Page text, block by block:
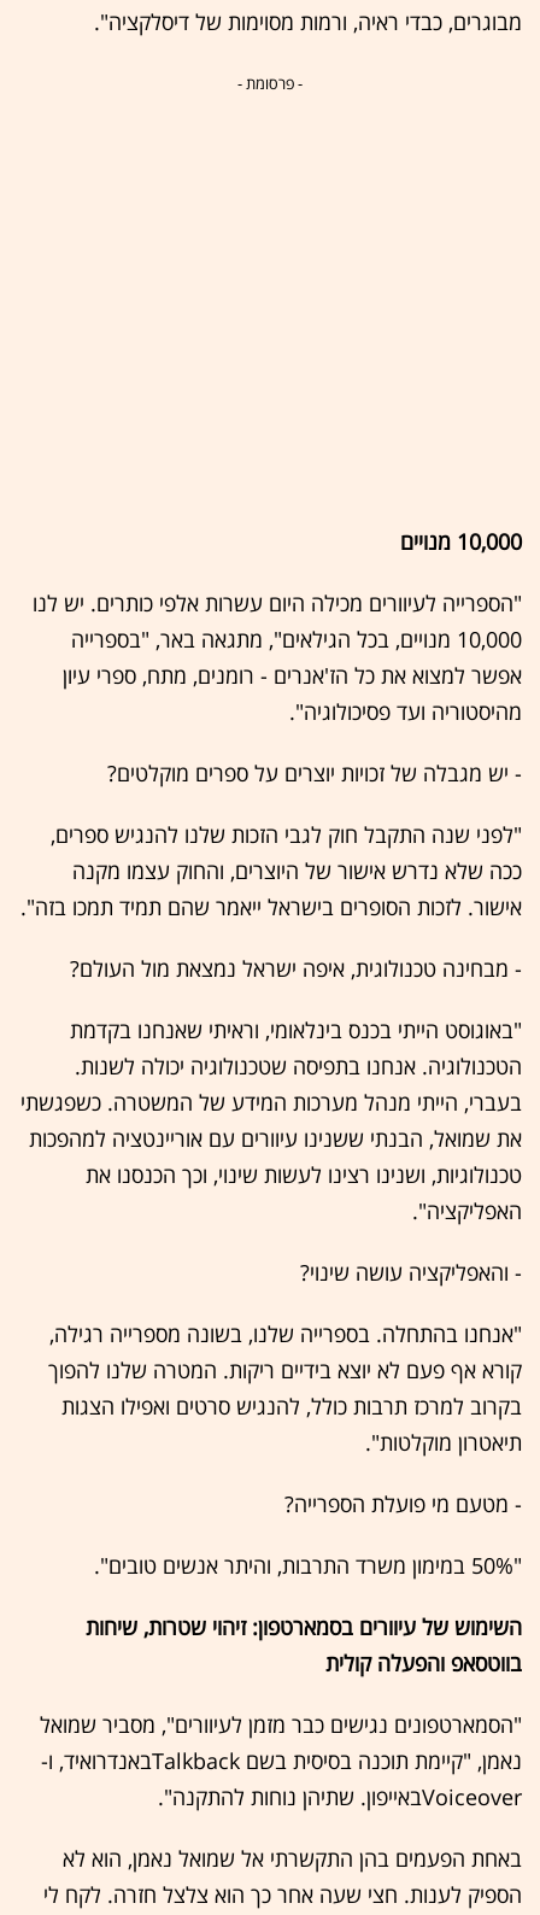
מבוגרים, כבדי ראיה, ורמות מסוימות של דיסלקציה".
- פרסומת -
10,000 מנויים
"הספרייה לעיוורים מכילה היום עשרות אלפי כותרים. יש לנו
10,000 מנויים, בכל הגילאים", מתגאה באר, "בספרייה
אפשר למצוא את כל הז'אנרים - רומנים, מתח, ספרי עיון
מהיסטוריה ועד פסיכולוגיה".
- יש מגבלה של זכויות יוצרים על ספרים מוקלטים?
"לפני שנה התקבל חוק לגבי הזכות שלנו להנגיש ספרים,
ככה שלא נדרש אישור של היוצרים, והחוק עצמו מקנה
אישור. לזכות הסופרים בישראל ייאמר שהם תמיד תמכו בזה".
- מבחינה טכנולוגית, איפה ישראל נמצאת מול העולם?
"באוגוסט הייתי בכנס בינלאומי, וראיתי שאנחנו בקדמת
הטכנולוגיה. אנחנו בתפיסה שטכנולוגיה יכולה לשנות.
בעברי, הייתי מנהל מערכות המידע של המשטרה. כשפגשתי
את שמואל, הבנתי ששנינו עיוורים עם אוריינטציה למהפכות
טכנולוגיות, ושנינו רצינו לעשות שינוי, וכך הכנסנו את
האפליקציה".
- והאפליקציה עושה שינוי?
"אנחנו בהתחלה. בספרייה שלנו, בשונה מספרייה רגילה,
קורא אף פעם לא יוצא בידיים ריקות. המטרה שלנו להפוך
בקרוב למרכז תרבות כולל, להנגיש סרטים ואפילו הצגות
תיאטרון מוקלטות".
- מטעם מי פועלת הספרייה?
"50% במימון משרד התרבות, והיתר אנשים טובים".
השימוש של עיוורים בסמארטפון: זיהוי שטרות, שיחות
בווטסאפ והפעלה קולית
"הסמארטפונים נגישים כבר מזמן לעיוורים", מסביר שמואל
נאמן, "קיימת תוכנה בסיסית בשם Talkbackבאנדרואיד, ו-
Voiceoverבאייפון. שתיהן נוחות להתקנה".
באחת הפעמים בהן התקשרתי אל שמואל נאמן, הוא לא
הספיק לענות. חצי שעה אחר כך הוא צלצל חזרה. לקח לי